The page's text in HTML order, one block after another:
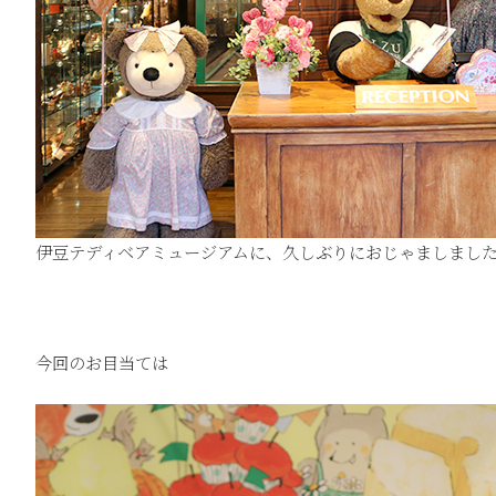
伊豆テディベアミュージアムに、久しぶりにおじゃましまし
今回のお目当ては